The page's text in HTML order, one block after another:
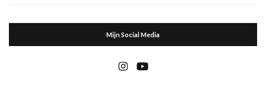
Mijn Social Media